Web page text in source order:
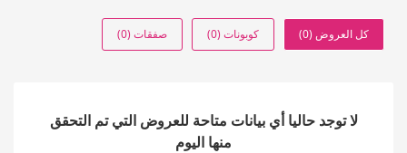
كل العروض (0) كوبونات (0) صفقات (0)
لا توجد حاليا أي بيانات متاحة للعروض التي تم التحقق
منها اليوم